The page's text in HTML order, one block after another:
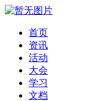
首页
资讯
活动
大会
学习
文档